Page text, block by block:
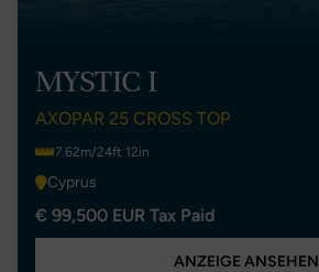
MYSTIC I
AXOPAR 25 CROSS TOP
7.62m/24ft 12in
Cyprus
€ 99,500 EUR Tax Paid
ANZEIGE ANSEHEN